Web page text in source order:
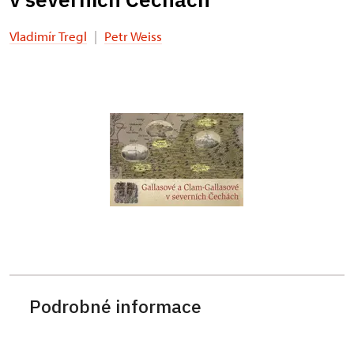
Vladimír Tregl | Petr Weiss
Podrobné informace